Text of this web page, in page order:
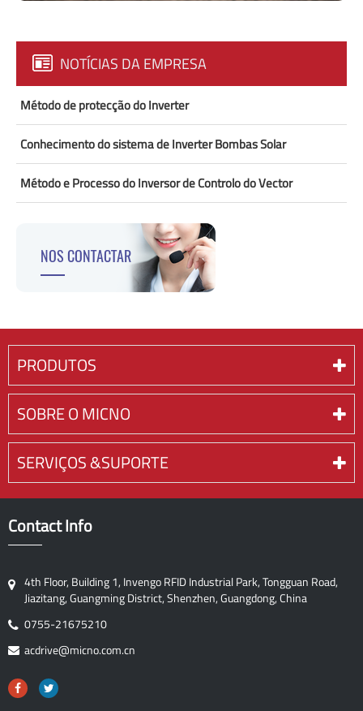
NOTÍCIAS DA EMPRESA
Método de protecção do Inverter
Conhecimento do sistema de Inverter Bombas Solar
Método e Processo do Inversor de Controlo do Vector
NOS CONTACTAR
PRODUTOS
SOBRE O MICNO
SERVIÇOS &SUPORTE
Contact Info
4th Floor, Building 1, Invengo RFID Industrial Park, Tongguan Road,
Jiazitang, Guangming District, Shenzhen, Guangdong, China
0755-21675210
acdrive@micno.com.cn